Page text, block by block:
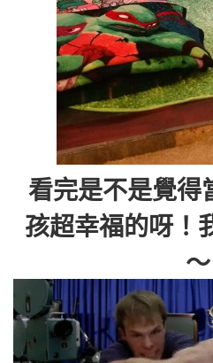
看完是不是覺得
孩超幸福的呀！
～